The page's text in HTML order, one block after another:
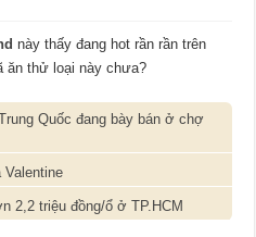
này thấy đang hot rần rần trên
ăn thử loại này chưa?
Quốc đang bày bán ở chợ
Valentine
2,2 triệu đồng/ổ ở TP.HCM